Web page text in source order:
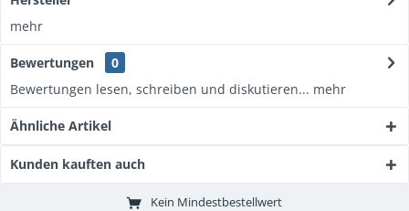
mehr
Bewertungen
0
Bewertungen lesen, schreiben und diskutieren... mehr
Ähnliche Artikel
Kunden kauften auch
Kein Mindestbestellwert